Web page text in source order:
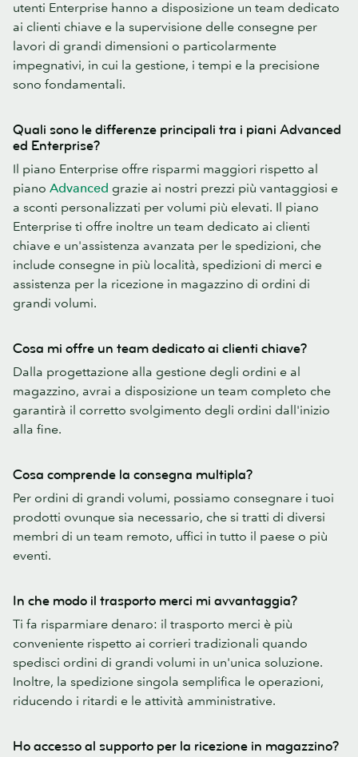
utenti Enterprise hanno a disposizione un team dedicato
ai clienti chiave e la supervisione delle consegne per
lavori di grandi dimensioni o particolarmente
impegnativi, in cui la gestione, i tempi e la precisione
sono fondamentali.
Quali sono le differenze principali tra i piani Advanced
ed Enterprise?
Il piano Enterprise offre risparmi maggiori rispetto al
piano Advanced grazie ai nostri prezzi più vantaggiosi e
a sconti personalizzati per volumi più elevati. Il piano
Enterprise ti offre inoltre un team dedicato ai clienti
chiave e un'assistenza avanzata per le spedizioni, che
include consegne in più località, spedizioni di merci e
assistenza per la ricezione in magazzino di ordini di
grandi volumi.
Cosa mi offre un team dedicato ai clienti chiave?
Dalla progettazione alla gestione degli ordini e al
magazzino, avrai a disposizione un team completo che
garantirà il corretto svolgimento degli ordini dall'inizio
alla fine.
Cosa comprende la consegna multipla?
Per ordini di grandi volumi, possiamo consegnare i tuoi
prodotti ovunque sia necessario, che si tratti di diversi
membri di un team remoto, uffici in tutto il paese o più
eventi.
In che modo il trasporto merci mi avvantaggia?
Ti fa risparmiare denaro: il trasporto merci è più
conveniente rispetto ai corrieri tradizionali quando
spedisci ordini di grandi volumi in un'unica soluzione.
Inoltre, la spedizione singola semplifica le operazioni,
riducendo i ritardi e le attività amministrative.
Ho accesso al supporto per la ricezione in magazzino?